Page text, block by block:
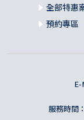
全部特惠
預約專區
E-
服務時間